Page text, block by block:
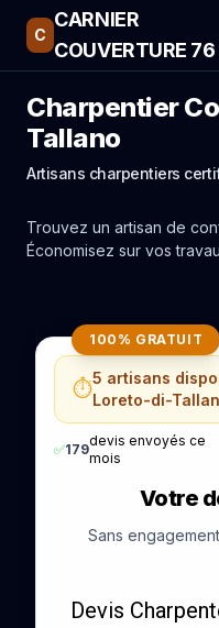
C
CARNIER
COUVERTURE 76
Charpentier
Tallano
Artisans charpentiers
Trouvez un artisan de
Économisez sur vos
100% GRATUIT
⏱️5 artisans
Loreto-di-
✅179
devis envoyés ce
mois
Votre
Sans
Devis